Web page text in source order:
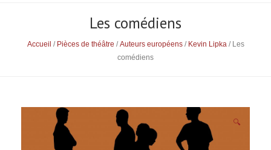
Les comédiens
Accueil / Pièces de théâtre /Auteurs européens/ Kevin Lipka/ Les
comédiens
🔍